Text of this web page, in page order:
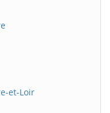
et-Loir